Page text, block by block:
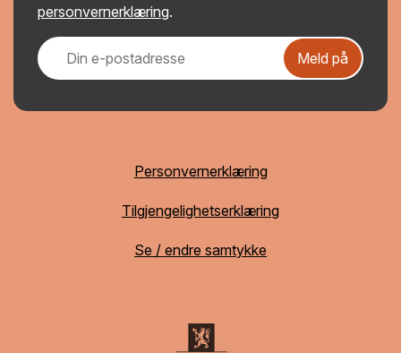
personvernerklæring.
Meld på
Personvernerklæring
Tilgjengelighetserklæring
Se / endre samtykke